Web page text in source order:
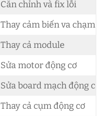
Căn chỉnh và fix lỗi
Thay cảm biến va chạm
Thay cả module
Sửa motor động cơ
Sửa board mạch động cơ
Thay cả cụm động cơ